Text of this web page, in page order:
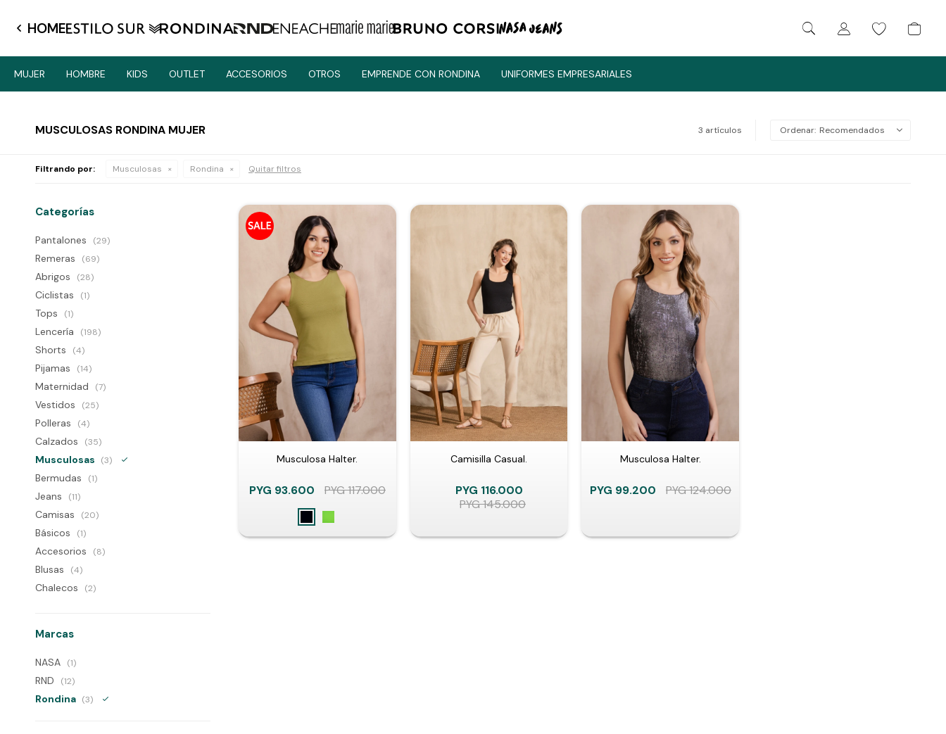
HOME
MUJER HOMBRE KIDS OUTLET ACCESORIOS OTROS EMPRENDE CON RONDINA UNIFORMES EMPRESARIALES
MUSCULOSAS RONDINA MUJER 3 artículos Recomendados
Filtrando por: Musculosas Rondina Quitar filtros
Musculosa Halter.
PYG 93.600 PYG117.000
Camisilla Casual.
PYG 116.000
PYG145.000
Musculosa Halter.
PYG 99.200 PYG124.000
Categorías
Pantalones (29)
Remeras (69)
Abrigos (28)
Ciclistas (1)
Tops (1)
Lencería (198)
Shorts (4)
Pijamas (14)
Maternidad (7)
Vestidos (25)
Polleras (4)
Calzados (35)
Musculosas (3)
Bermudas (1)
Jeans (11)
Camisas (20)
Básicos (1)
Accesorios (8)
Blusas (4)
Chalecos (2)
Marcas
NASA (1)
RND (12)
Rondina (3)